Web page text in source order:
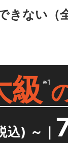
きない （
級 ※1
込) ～ ｜